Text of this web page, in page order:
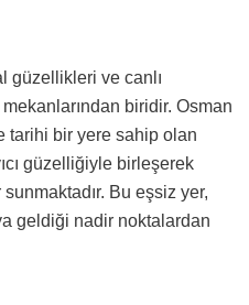
güzellikleri ve canlı
biridir. Osman
tarihi bir yere sahip olan
güzelliğiyle birleşerek
Bu eşsiz yer,
geldiği nadir noktalardan